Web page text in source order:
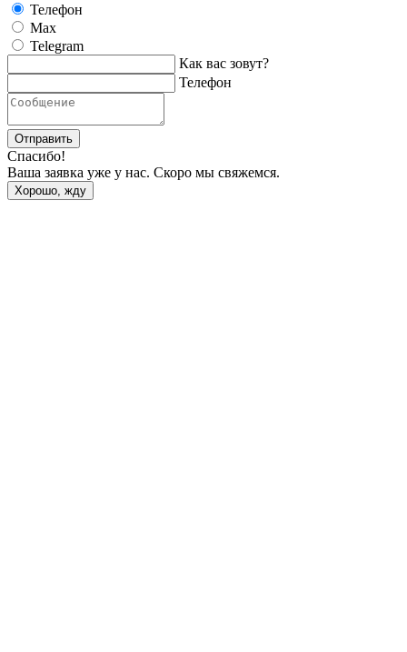
Телефон
Max
Telegram
Как вас зовут?
Телефон
Отправить
Спасибо!
Ваша заявка уже у нас. Скоро мы свяжемся.
Хорошо, жду